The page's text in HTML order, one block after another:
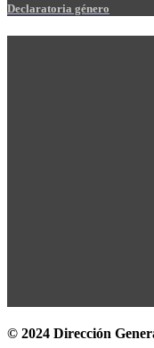
Declaratoria género
© 2024 Dirección